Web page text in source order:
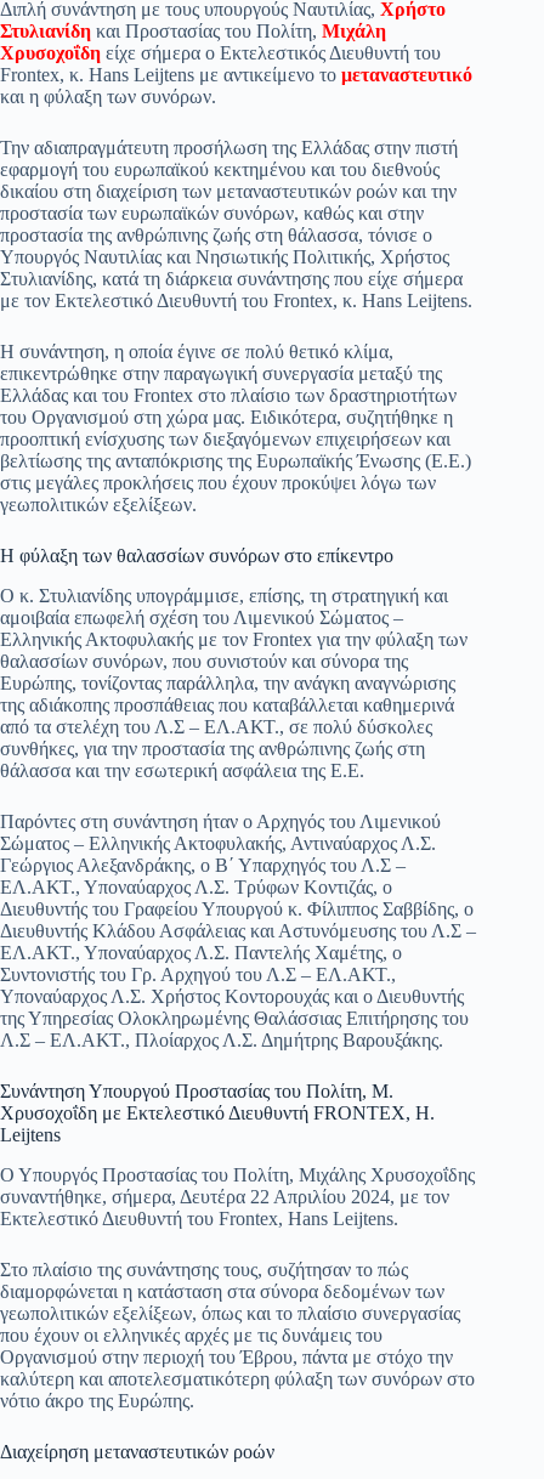
pp
m
στ
εί
Διπλή συνάντηση με τους υπουργούς Ναυτιλίας, Χρήστο
Στυλιανίδη και Προστασίας του Πολίτη, Μιχάλη
Χρυσοχοΐδη είχε σήμερα ο Εκτελεστικός Διευθυντή του
Frontex, κ. Hans Leijtens με αντικείμενο το μεταναστευτικό
και η φύλαξη των συνόρων.
Την αδιαπραγμάτευτη προσήλωση της Ελλάδας στην πιστή
εφαρμογή του ευρωπαϊκού κεκτημένου και του διεθνούς
δικαίου στη διαχείριση των μεταναστευτικών ροών και την
προστασία των ευρωπαϊκών συνόρων, καθώς και στην
προστασία της ανθρώπινης ζωής στη θάλασσα, τόνισε ο
Υπουργός Ναυτιλίας και Νησιωτικής Πολιτικής, Χρήστος
Στυλιανίδης, κατά τη διάρκεια συνάντησης που είχε σήμερα
με τον Εκτελεστικό Διευθυντή του Frontex, κ. Hans Leijtens.
Η συνάντηση, η οποία έγινε σε πολύ θετικό κλίμα,
επικεντρώθηκε στην παραγωγική συνεργασία μεταξύ της
Ελλάδας και του Frontex στο πλαίσιο των δραστηριοτήτων
του Οργανισμού στη χώρα μας. Ειδικότερα, συζητήθηκε η
προοπτική ενίσχυσης των διεξαγόμενων επιχειρήσεων και
βελτίωσης της ανταπόκρισης της Ευρωπαϊκής Ένωσης (Ε.Ε.)
στις μεγάλες προκλήσεις που έχουν προκύψει λόγω των
γεωπολιτικών εξελίξεων.
Η φύλαξη των θαλασσίων συνόρων στο επίκεντρο
Ο κ. Στυλιανίδης υπογράμμισε, επίσης, τη στρατηγική και
αμοιβαία επωφελή σχέση του Λιμενικού Σώματος –
Ελληνικής Ακτοφυλακής με τον Frontex για την φύλαξη των
θαλασσίων συνόρων, που συνιστούν και σύνορα της
Ευρώπης, τονίζοντας παράλληλα, την ανάγκη αναγνώρισης
της αδιάκοπης προσπάθειας που καταβάλλεται καθημερινά
από τα στελέχη του Λ.Σ – ΕΛ.ΑΚΤ., σε πολύ δύσκολες
συνθήκες, για την προστασία της ανθρώπινης ζωής στη
θάλασσα και την εσωτερική ασφάλεια της Ε.Ε.
Παρόντες στη συνάντηση ήταν ο Αρχηγός του Λιμενικού
Σώματος – Ελληνικής Ακτοφυλακής, Αντιναύαρχος Λ.Σ.
Γεώργιος Αλεξανδράκης, ο Β΄ Υπαρχηγός του Λ.Σ –
ΕΛ.ΑΚΤ., Υποναύαρχος Λ.Σ. Τρύφων Κοντιζάς, ο
Διευθυντής του Γραφείου Υπουργού κ. Φίλιππος Σαββίδης, ο
Διευθυντής Κλάδου Ασφάλειας και Αστυνόμευσης του Λ.Σ –
ΕΛ.ΑΚΤ., Υποναύαρχος Λ.Σ. Παντελής Χαμέτης, ο
Συντονιστής του Γρ. Αρχηγού του Λ.Σ – ΕΛ.ΑΚΤ.,
Υποναύαρχος Λ.Σ. Χρήστος Κοντορουχάς και ο Διευθυντής
της Υπηρεσίας Ολοκληρωμένης Θαλάσσιας Επιτήρησης του
Λ.Σ – ΕΛ.ΑΚΤ., Πλοίαρχος Λ.Σ. Δημήτρης Βαρουξάκης.
Συνάντηση Υπουργού Προστασίας του Πολίτη, Μ.
Χρυσοχοΐδη με Εκτελεστικό Διευθυντή FRONTEX, H.
Leijtens
Ο Υπουργός Προστασίας του Πολίτη, Μιχάλης Χρυσοχοΐδης
συναντήθηκε, σήμερα, Δευτέρα 22 Απριλίου 2024, με τον
Εκτελεστικό Διευθυντή του Frontex, Hans Leijtens.
Στο πλαίσιο της συνάντησης τους, συζήτησαν το πώς
διαμορφώνεται η κατάσταση στα σύνορα δεδομένων των
γεωπολιτικών εξελίξεων, όπως και το πλαίσιο συνεργασίας
που έχουν οι ελληνικές αρχές με τις δυνάμεις του
Οργανισμού στην περιοχή του Έβρου, πάντα με στόχο την
καλύτερη και αποτελεσματικότερη φύλαξη των συνόρων στο
νότιο άκρο της Ευρώπης.
Διαχείρηση μεταναστευτικών ροών